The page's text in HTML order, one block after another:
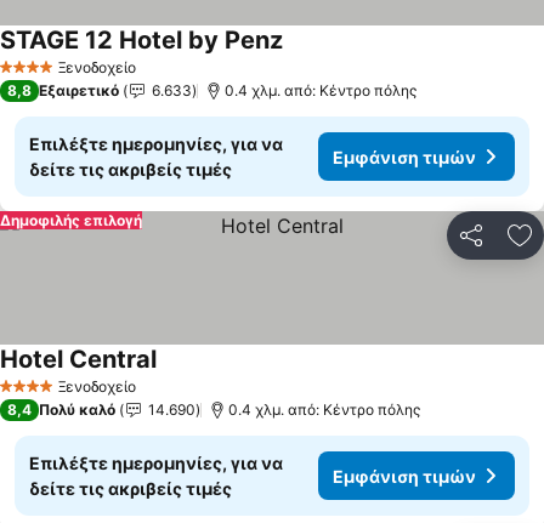
4 ΑστέριαΞενοδοχείο
STAGE 12 Hotel by Penz
8,8 Εξαιρετικό 6.633 0.4 χλμ. από: Κέντρο πόλης
Επιλέξτε ημερομηνίες, για να
δείτε τις ακριβείς τιμές
Εμφάνιση τιμών
Δημοφιλής επιλογή
4 ΑστέριαΞενοδοχείο
Hotel Central
8,4 Πολύ καλό 14.690 0.4 χλμ. από: Κέντρο πόλης
Επιλέξτε ημερομηνίες, για να
δείτε τις ακριβείς τιμές
Εμφάνιση τιμών